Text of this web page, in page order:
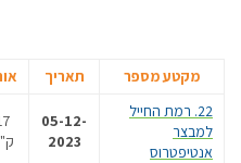
מקטע מספר תאריך
22. ר
מת החייל
למבצר
אנטיפטרוס
05-12-
2023